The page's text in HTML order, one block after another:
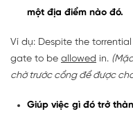
một địa điểm nào đó.
Ví dụ: Despite the
gate to be allowed in.
chờ trước cổng để được
Giúp việc gì đó trở